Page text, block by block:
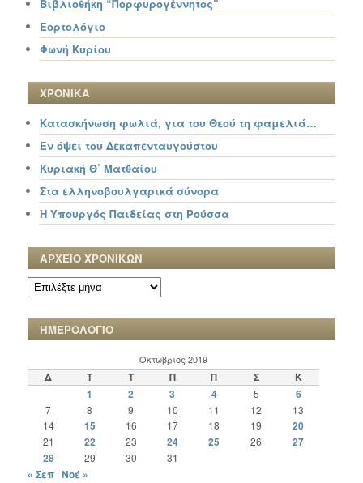
Βιβλιοθήκη “Πορφυρογέννητος”
Εορτολόγιο
Φωνή Κυρίου
ΧΡΟΝΙΚΑ
Κατασκήνωση φωλιά, για του Θεού τη φαμελιά…
Εν όψει του Δεκαπενταυγούστου
Κυριακή Θ΄ Ματθαίου
Στα ελληνοβουλγαρικά σύνορα
Η Υπουργός Παιδείας στη Ρούσσα
ΑΡΧΕΙΟ ΧΡΟΝΙΚΩΝ
ΑΡΧΕΙΟ
ΧΡΟΝΙΚΩΝ
ΗΜΕΡΟΛΟΓΙΟ
Οκτώβριος 2019
Δ Τ Τ Π Π Σ
Κ
1
2 3 4 5 6
7 8 9 10 11 12
13
14
15 16 17 18 19 20
21 22 23 24 25 26
27
28
29 30 31
« Σεπ Νοέ »